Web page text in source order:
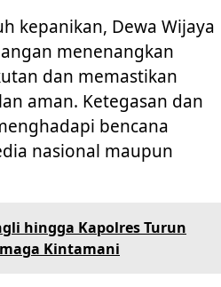
kepanikan, Dewa Wijaya
menenangkan
dan memastikan
aman. Ketegasan dan
bencana
nasional maupun
hingga Kapolres Turun
Kintamani